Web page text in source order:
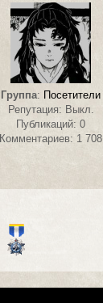
Группа: Посетители
Репутация: Выкл.
Публикаций: 0
Комментариев: 1 708